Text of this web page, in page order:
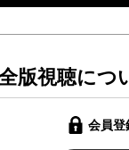
版視聴につ
会員登